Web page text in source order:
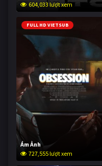
604,033 lượt xem
FULL HD VIETSUB
Ám Ảnh
727,555 lượt xem